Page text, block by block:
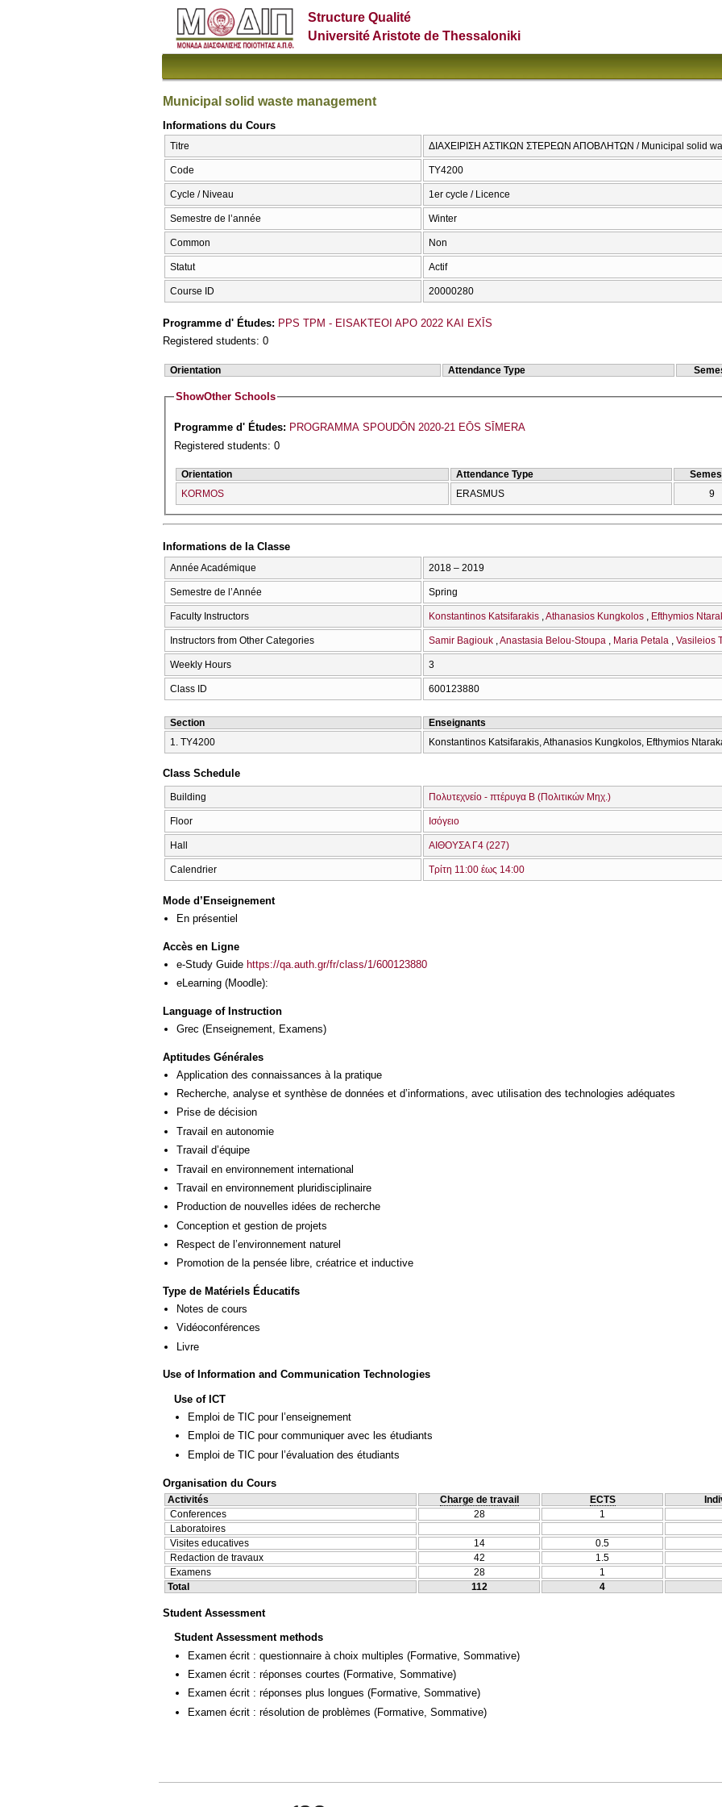
Structure Qualité
Université Aristote de Thessaloniki
Municipal solid waste management
Informations du Cours
Titre ΔΙΑΧΕΙΡΙΣΗ ΑΣΤΙΚΩΝ ΣΤΕΡΕΩΝ ΑΠΟΒΛΗΤΩΝ / Municipal solid
Code ΤΥ4200
Cycle / Niveau 1er cycle / Licence
Semestre de l’année Winter
Common Non
Statut Actif
Course ID 20000280
Programme d' Études: PPS TPM - EISAKTEOI APO 2022 KAI EXĪS
Registered students: 0
Orientation Attendance Type
ShowOther Schools
Programme d' Études: PROGRAMMA SPOUDŌN 2020-21 EŌS SĪMERA
Registered students: 0
Orientation Attendance Type
KORMOS
ERASMUS 9
Informations de la Classe
Année Académique 2018 – 2019
Semestre de l’Année Spring
Faculty Instructors Konstantinos Katsifarakis Athanasios Kungkolos Efthymios
Instructors from Other Categories Samir Bagiouk Anastasia Belou-Stoupa Maria Petala Vasileios
Weekly Hours 3
Class ID 600123880
Section
Enseignants
1. ΤΥ4200
Konstantinos Katsifarakis, Athanasios Kungkolos, Efthymios
Class Schedule
Building Πολυτεχνείο - πτέρυγα Β (Πολιτικών Μηχ.)
Floor Ισόγειο
Hall ΑΙΘΟΥΣΑ Γ4 (227)
Calendrier Τρίτη 11:00 έως 14:00
Mode d’Enseignement
En présentiel
Accès en Ligne
e-Study Guide https://qa.auth.gr/fr/class/1/600123880
eLearning (Moodle):
Language of Instruction
Grec (Enseignement, Examens)
Aptitudes Générales
Application des connaissances à la pratique
Recherche, analyse et synthèse de données et d’informations, avec utilisation des technologies adéquates
Prise de décision
Travail en autonomie
Travail d’équipe
Travail en environnement international
Travail en environnement pluridisciplinaire
Production de nouvelles idées de recherche
Conception et gestion de projets
Respect de l’environnement naturel
Promotion de la pensée libre, créatrice et inductive
Type de Matériels Éducatifs
Notes de cours
Vidéoconférences
Livre
Use of Information and Communication Technologies
Use of ICT
Emploi de TIC pour l’enseignement
Emploi de TIC pour communiquer avec les étudiants
Emploi de TIC pour l’évaluation des étudiants
Organisation du Cours
Activités Charge de travail ECTS
Conferences
28
1
Laboratoires
Visites educatives
14
0.5
Redaction de travaux
42
1.5
Examens
28
1
Total
112 4
Student Assessment
Student Assessment methods
Examen écrit : questionnaire à choix multiples (Formative, Sommative)
Examen écrit : réponses courtes (Formative, Sommative)
Examen écrit : réponses plus longues (Formative, Sommative)
Examen écrit : résolution de problèmes (Formative, Sommative)